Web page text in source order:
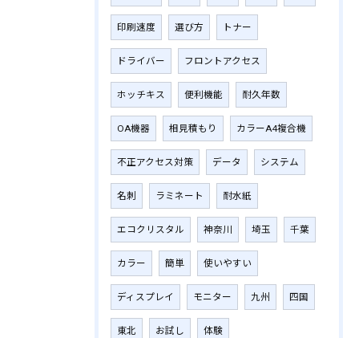
印刷速度 選び方 トナー
ドライバー フロントアクセス
ホッチキス 便利機能 耐久年数
OA機器 相見積もり カラーA4複合機
不正アクセス対策 データ システム
名刺 ラミネート 耐水紙
エコクリスタル 神奈川 埼玉 千葉
カラー 簡単 使いやすい
ディスプレイ モニター 九州 四国
東北 お試し 体験